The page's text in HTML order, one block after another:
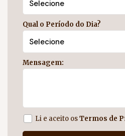
Qual o Período do Dia?
Mensagem:
Li e aceito osTermos de